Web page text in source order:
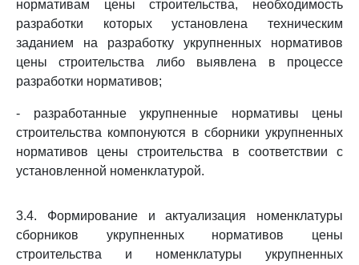
нормативам цены строительства, необходимость
разработки которых установлена техническим
заданием на разработку укрупненных нормативов
цены строительства либо выявлена в процессе
разработки нормативов;
- разработанные укрупненные нормативы цены
строительства компонуются в сборники укрупненных
нормативов цены строительства в соответствии с
установленной номенклатурой.
3.4. Формирование и актуализация номенклатуры
сборников укрупненных нормативов цены
строительства и номенклатуры укрупненных